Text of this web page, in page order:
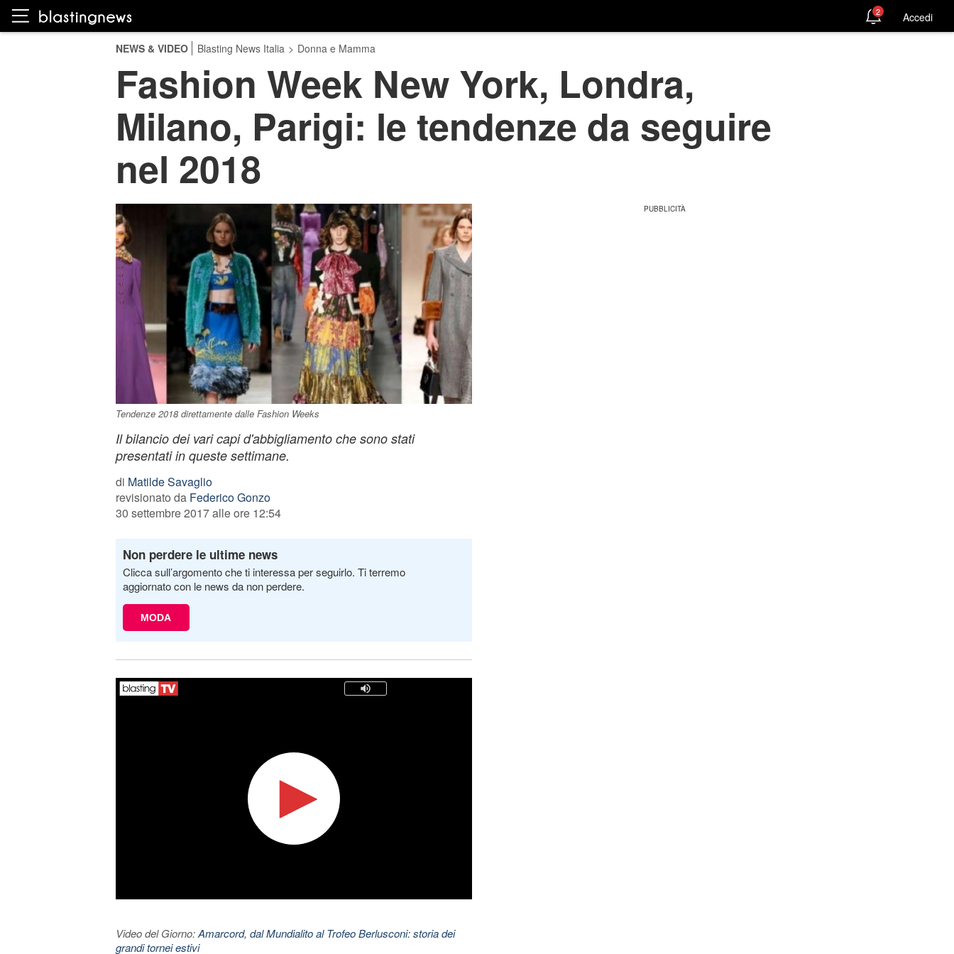
2 Accedi
NEWS & VIDEO Blasting News Italia > Donna e Mamma
Fashion Week New York, Londra,
Milano, Parigi: le tendenze da seguire
nel 2018
Tendenze 2018 direttamente dalle Fashion Weeks
Il bilancio dei vari capi d'abbigliamento che sono stati
presentati in queste settimane.
di Matilde Savaglio
revisionato da Federico Gonzo
30 settembre 2017 alle ore 12:54
Non perdere le ultime news
Clicca sull’argomento che ti interessa per seguirlo. Ti terremo
aggiornato con le news da non perdere.
MODA
Video del Giorno:Amarcord, dal Mundialito al Trofeo Berlusconi: storia dei
grandi tornei estivi